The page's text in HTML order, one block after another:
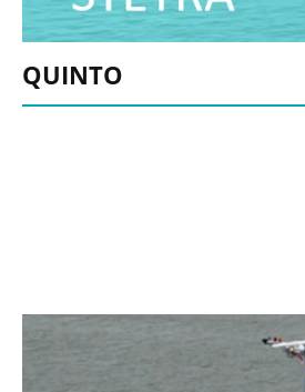
QUINTO